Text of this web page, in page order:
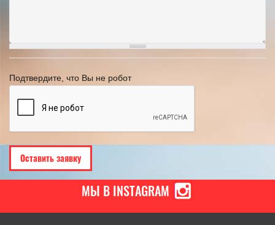
Подтвердите, что Вы не робот
МЫ В INSTAGRAM